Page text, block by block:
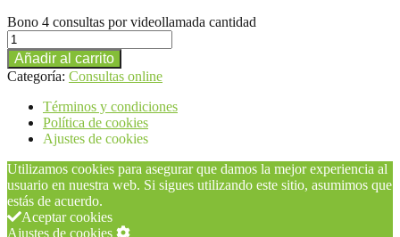
Bono 4 consultas por videollamada cantidad
Añadir al carrito
Categoría: Consultas online
Términos y condiciones
Política de cookies
Ajustes de cookies
Utilizamos cookies para asegurar que damos la mejor experiencia al
usuario en nuestra web. Si sigues utilizando este sitio, asumimos que
estás de acuerdo.
Aceptar cookies
Ajustes de cookies